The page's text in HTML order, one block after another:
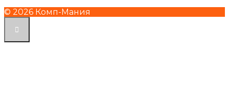
© 2026 Комп-Мания